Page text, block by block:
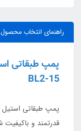
راهنمای انتخاب محصول
BL2-15